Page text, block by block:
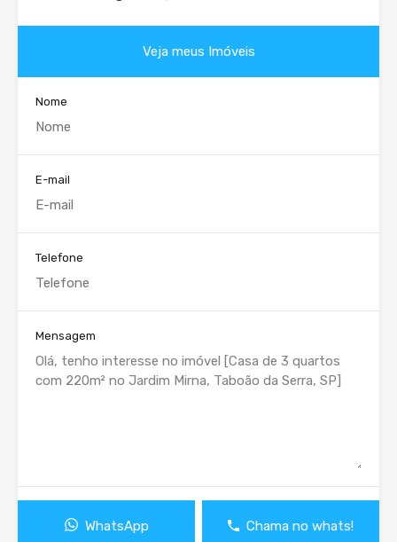
Veja meus Imóveis
Nome
E-mail
Telefone
Mensagem
WhatsApp Chama no whats!